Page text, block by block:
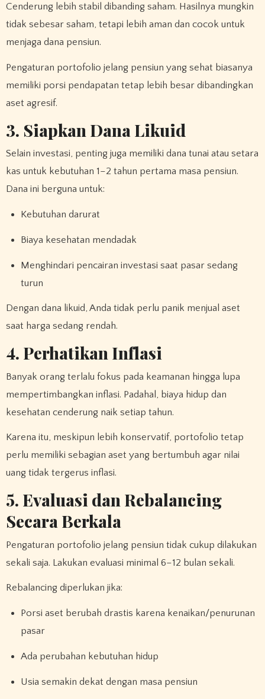
Cenderung lebih stabil dibanding saham. Hasilnya mungkin
tidak sebesar saham, tetapi lebih aman dan cocok untuk
menjaga dana pensiun.
Pengaturan portofolio jelang pensiun yang sehat biasanya
memiliki porsi pendapatan tetap lebih besar dibandingkan
aset agresif.
3. Siapkan Dana Likuid
Selain investasi, penting juga memiliki dana tunai atau setara
kas untuk kebutuhan 1–2 tahun pertama masa pensiun.
Dana ini berguna untuk:
Kebutuhan darurat
Biaya kesehatan mendadak
Menghindari pencairan investasi saat pasar sedang
turun
Dengan dana likuid, Anda tidak perlu panik menjual aset
saat harga sedang rendah.
4. Perhatikan Inflasi
Banyak orang terlalu fokus pada keamanan hingga lupa
mempertimbangkan inflasi. Padahal, biaya hidup dan
kesehatan cenderung naik setiap tahun.
Karena itu, meskipun lebih konservatif, portofolio tetap
perlu memiliki sebagian aset yang bertumbuh agar nilai
uang tidak tergerus inflasi.
5. Evaluasi dan Rebalancing
Secara Berkala
Pengaturan portofolio jelang pensiun tidak cukup dilakukan
sekali saja. Lakukan evaluasi minimal 6–12 bulan sekali.
Rebalancing diperlukan jika:
Porsi aset berubah drastis karena kenaikan/penurunan
pasar
Ada perubahan kebutuhan hidup
Usia semakin dekat dengan masa pensiun